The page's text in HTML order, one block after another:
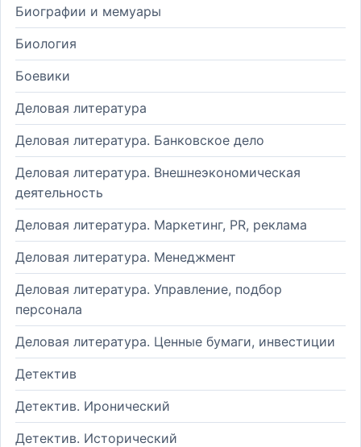
Биографии и мемуары
Биология
Боевики
Деловая литература
Деловая литература. Банковское дело
Деловая литература. Внешнеэкономическая
деятельность
Деловая литература. Маркетинг, PR, реклама
Деловая литература. Менеджмент
Деловая литература. Управление, подбор
персонала
Деловая литература. Ценные бумаги, инвестиции
Детектив
Детектив. Иронический
Детектив. Исторический